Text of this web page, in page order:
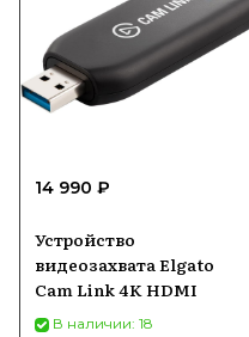
14 990 ₽
Устройство
видеозахвата Elgato
Cam Link 4K HDMI
В наличии: 18